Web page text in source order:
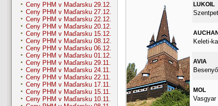
Ceny PHM v Maďarsku 29.12.
Ceny PHM v Maďarsku 27.12.
Ceny PHM v Maďarsku 22.12.
Ceny PHM v Maďarsku 20.12.
Ceny PHM v Maďarsku 15.12.
Ceny PHM v Maďarsku 08.12.
Ceny PHM v Maďarsku 06.12.
Ceny PHM v Maďarsku 01.12.
Ceny PHM v Maďarsku 29.11.
Ceny PHM v Maďarsku 24.11.
Ceny PHM v Maďarsku 22.11.
Ceny PHM v Maďarsku 17.11.
Ceny PHM v Maďarsku 15.11.
Ceny PHM v Maďarsku 10.11.
LUKOIL
Keleti-
AVIA
MOL
Vasgyar